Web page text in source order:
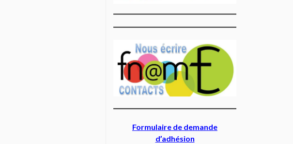
Formulaire de demande
d’adhésion